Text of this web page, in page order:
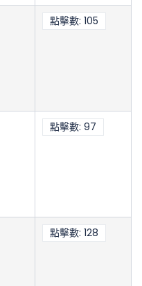
點擊數: 105
點擊數: 97
點擊數: 128